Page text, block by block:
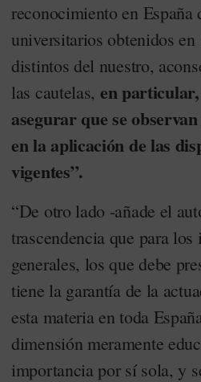
reconocimiento en España
universitarios obtenidos
distintos del nuestro,
las cautelas, en
asegurar que se
en la aplicación de las
vigentes”.
“De otro lado -añade el
trascendencia que para
generales, los que debe
tiene la garantía de la
esta materia en toda
dimensión meramente
importancia por sí sola, y